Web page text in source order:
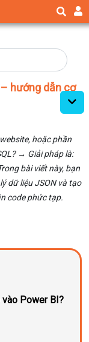
hướng dẫn cơ
hoặc phần
→ Giải pháp là:
bài viết này, bạn
dữ liệu JSON và tạo
code phức tạp.
Power BI?